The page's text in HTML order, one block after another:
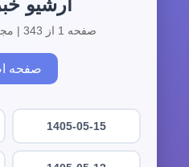
آرشیو
صفحه 1 از 343 | مجموع 3424 آرشیو
صفحه
1405-05-15